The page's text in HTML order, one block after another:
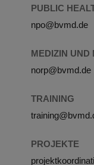
PUBLIC
npo@bvmd.de
MEDIZIN UND
norp@bvmd.de
TRAINING
PROJEKTE